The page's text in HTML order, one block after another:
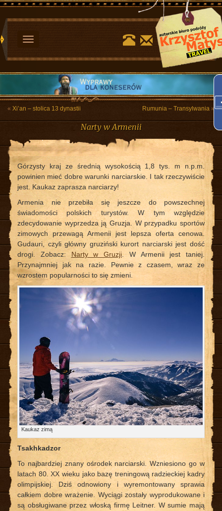
Toggle
« Xi’an – stolica 13 dynastii Rumunia – Transylwania »
Narty w Armenii
Górzysty kraj ze średnią wysokością 1,8 tys. m n.p.m.
powinien mieć dobre warunki narciarskie. I tak rzeczywiście
jest. Kaukaz zaprasza narciarzy!
Armenia nie przebiła się jeszcze do powszechnej
świadomości polskich turystów. W tym względzie
zdecydowanie wyprzedza ją Gruzja. W przypadku sportów
zimowych przewagą Armenii jest lepsza oferta cenowa.
Gudauri, czyli główny gruziński kurort narciarski jest dość
drogi. Zobacz: Narty w Gruzji. W Armenii jest taniej.
Przynajmniej jak na razie. Pewnie z czasem, wraz ze
wzrostem popularności to się zmieni.
Kaukaz zimą
Tsakhkadzor
To najbardziej znany ośrodek narciarski. Wzniesiono go w
latach 80. XX wieku jako bazę treningową radzieckiej kadry
olimpijskiej. Dziś odnowiony i wyremontowany sprawia
całkiem dobre wrażenie. Wyciągi zostały wyprodukowane i
są obsługiwane przez włoską firmę Leitner. W sumie mają